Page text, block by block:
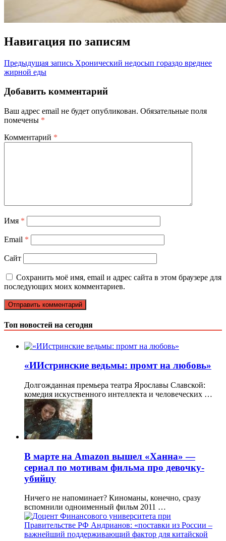
Навигация по записям
Предыдущая запись Хронический недосып гораздо вреднее
жирной еды
Добавить комментарий
Ваш адрес email не будет опубликован. Обязательные поля
помечены *
Комментарий *
Имя *
Email *
Сайт
Сохранить моё имя, email и адрес сайта в этом браузере для
последующих моих комментариев.
Топ новостей на сегодня
«ИИстринские ведьмы: промт на любовь»
Долгожданная премьера театра Ярославы Славской:
комедия искуственного интеллекта и человеческих …
В марте на Amazon вышел «Ханна» —
сериал по мотивам фильма про девочку-
убийцу
Ничего не напоминает? Киноманы, конечно, сразу
вспомнили одноименный фильм 2011 …